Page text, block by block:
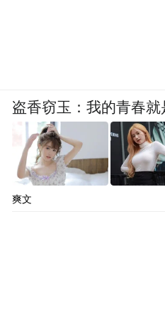
盗香窃玉：我的青春就
爽文